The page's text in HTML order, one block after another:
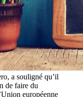
a souligné qu’il
de faire du
européenne